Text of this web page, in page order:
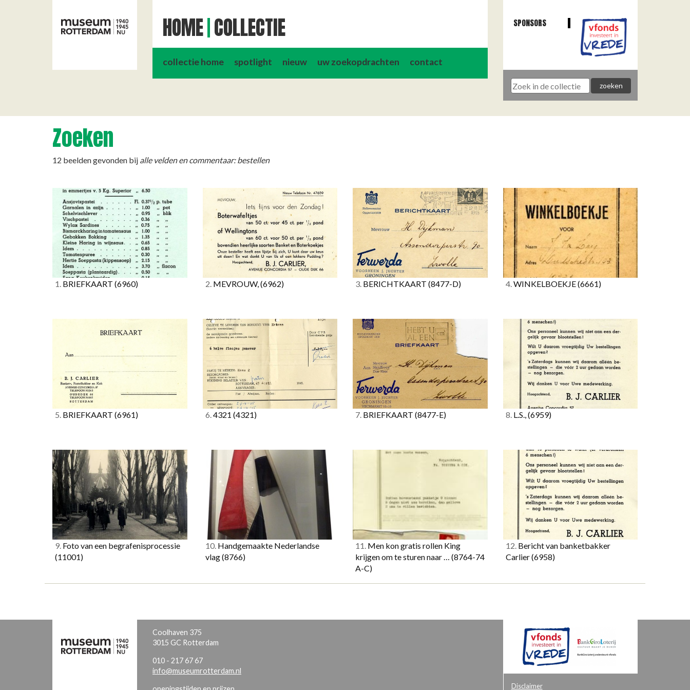
HOME COLLECTIE
collectie home spotlight nieuw uw zoekopdrachten contact
SPONSORS
Zoeken
12 beelden gevonden bij alle velden en commentaar: bestellen
1. BRIEFKAART (6960) 2.MEVROUW,(6962) 3. BERICHTKAART (8477-D) 4.WINKELBOEKJE(6661)
5. BRIEFKAART (6961) 6.4321 (4321) 7. BRIEFKAART (8477-E) 8.L.S.,(6959)
9. Foto van een begrafenisprocessie
(11001)
10.Handgemaakte Nederlandse
vlag(8766)
11. Men kon gratis rollen King
krijgen om te sturen naar … (8764-74
A-C)
12.Bericht van banketbakker
Carlier(6958)
Coolhaven 375
3015 GC Rotterdam
010 - 217 67 67
info@museumrotterdam.nl
Disclaimer